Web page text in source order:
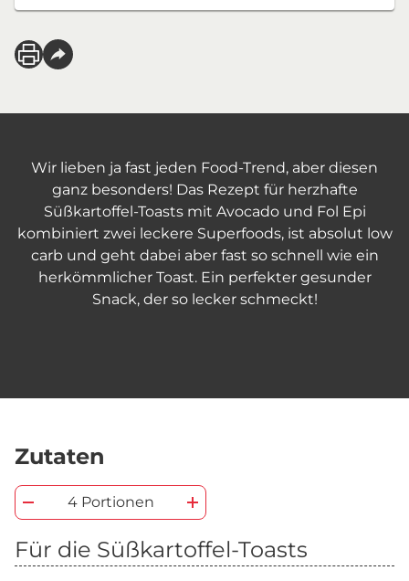
Wir lieben ja fast jeden Food-Trend, aber diesen
ganz besonders! Das Rezept für herzhafte
Süßkartoffel-Toasts mit Avocado und Fol Epi
kombiniert zwei leckere Superfoods, ist absolut low
carb und geht dabei aber fast so schnell wie ein
herkömmlicher Toast. Ein perfekter gesunder
Snack, der so lecker schmeckt!
Zutaten
4 Portionen
Für die Süßkartoffel-Toasts